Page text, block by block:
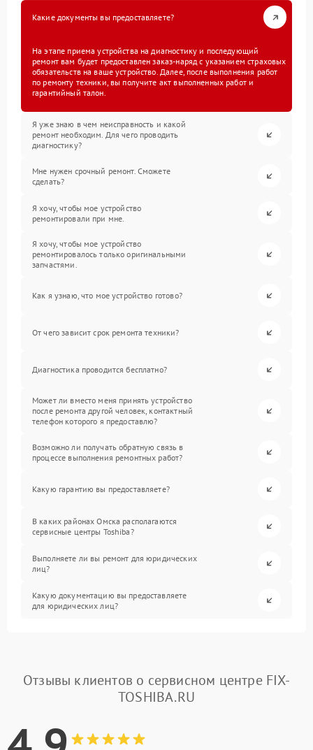
Какие документы вы предоставляете?
На этапе приема устройства на диагностику и последующий
ремонт вам будет предоставлен заказ-наряд с указанием страховых
обязательств на ваше устройство. Далее, после выполнения работ
по ремонту техники, вы получите акт выполненных работ и
гарантийный талон.
Я уже знаю в чем неисправность и какой
ремонт необходим. Для чего проводить
диагностику?
Мне нужен срочный ремонт. Сможете
сделать?
Я хочу, чтобы мое устройство
ремонтировали при мне.
Я хочу, чтобы мое устройство
ремонтировалось только оригинальными
запчастями.
Как я узнаю, что мое устройство готово?
От чего зависит срок ремонта техники?
Диагностика проводится бесплатно?
Может ли вместо меня принять устройство
после ремонта другой человек, контактный
телефон которого я предоставлю?
Возможно ли получать обратную связь в
процессе выполнения ремонтных работ?
Какую гарантию вы предоставляете?
В каких районах Омска располагаются
сервисные центры Toshiba?
Выполняете ли вы ремонт для юридических
лиц?
Какую документацию вы предоставляете
для юридических лиц?
Отзывы клиентов о сервисном центре FIX-
TOSHIBA.RU